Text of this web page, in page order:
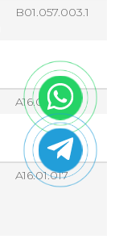
B01.057.003.1
A16.01.023
A16.01.017